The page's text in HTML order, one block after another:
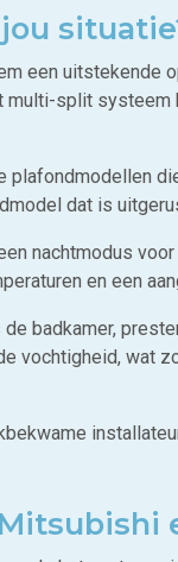
een uitstekende
split
plafondmodellen
dat is
nachtmodus
en een
badkamer,
vochtigheid, wat